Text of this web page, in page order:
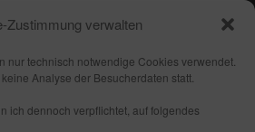
Zustimmung verwalten
nur technisch notwendige Cookies verwendet.
Analyse der Besucherdaten statt.
ich dennoch verpflichtet, auf folgendes